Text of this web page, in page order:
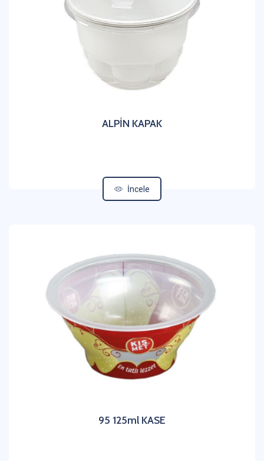
ALPİN KAPAK
İncele
95 125ml KASE